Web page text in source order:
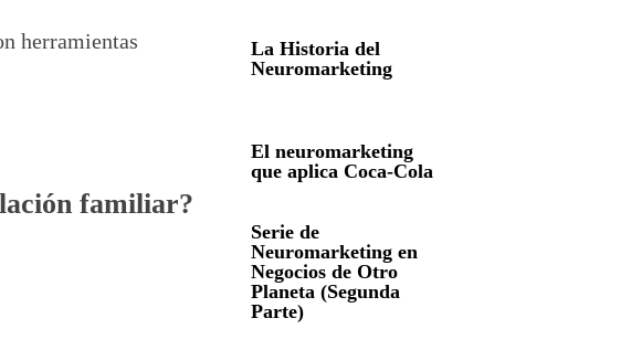
herramientas
familiar?
La Historia del
Neuromarketing
El neuromarketing
que aplica Coca-Cola
Serie de
Neuromarketing en
Negocios de Otro
Planeta (Segunda
Parte)